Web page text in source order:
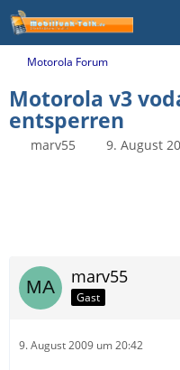
Motorola Forum
Motorola v3
entsperren
marv55 9. August
marv55
Gast
9. August 2009 um 20:42